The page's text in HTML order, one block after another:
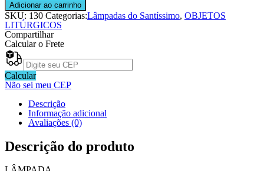
SantíssimoLC
Ref.130
quantidade
Adicionar ao carrinho
SKU: 130 Categorias:Lâmpadas do Santíssimo, OBJETOS
LITÚRGICOS
Compartilhar
Calcular o Frete
Calcular
Não sei meu CEP
Descrição
Informação adicional
Avaliações (0)
Descrição do produto